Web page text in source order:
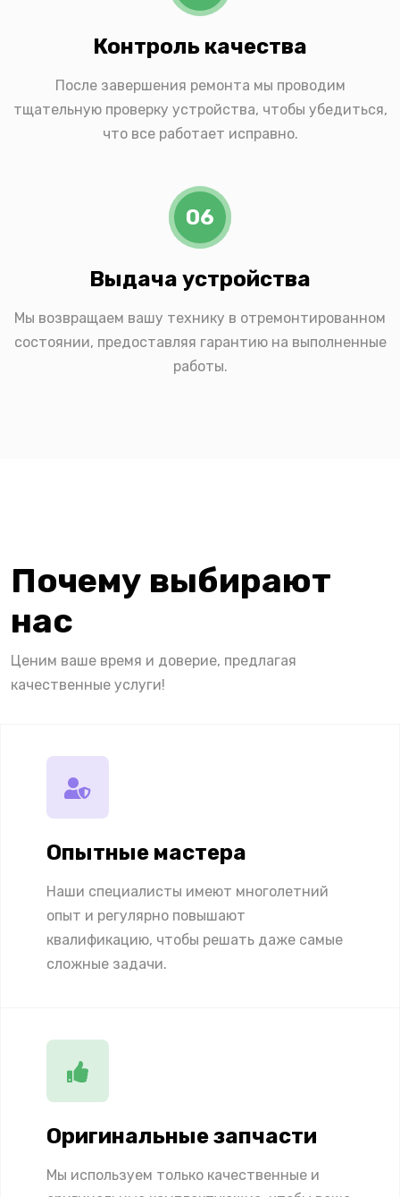
Контроль качества
После завершения ремонта мы проводим
тщательную проверку устройства, чтобы убедиться,
что все работает исправно.
06
Выдача устройства
Мы возвращаем вашу технику в отремонтированном
состоянии, предоставляя гарантию на выполненные
работы.
Почему выбирают
нас
Ценим ваше время и доверие, предлагая
качественные услуги!
Опытные мастера
Наши специалисты имеют многолетний
опыт и регулярно повышают
квалификацию, чтобы решать даже самые
сложные задачи.
Оригинальные запчасти
Мы используем только качественные и